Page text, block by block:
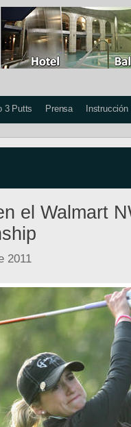
3 Putts Prensa Instrucción
el Walmart
2011